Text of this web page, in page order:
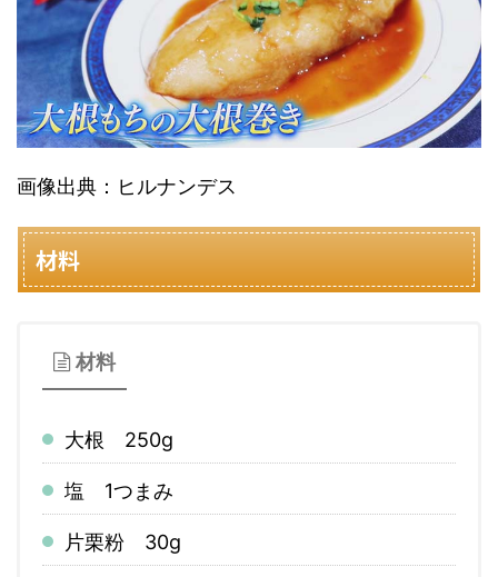
画像出典：ヒルナンデス
材料
材料
大根 250g
塩 1つまみ
片栗粉 30g